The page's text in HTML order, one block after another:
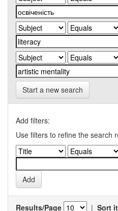
Start a new search
Add filters:
Use filters to refine the search
Results/Page | Sort